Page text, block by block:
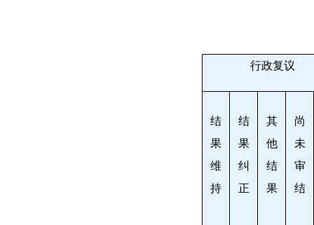
行政复议
结
果
维
持
结
果
纠
正
其
他
结
果
尚
未
审
结